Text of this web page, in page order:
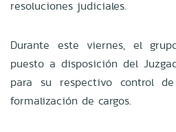
resoluciones judiciales.
Durante este viernes, el
puesto a disposición del
para su respectivo control
formalización de cargos.